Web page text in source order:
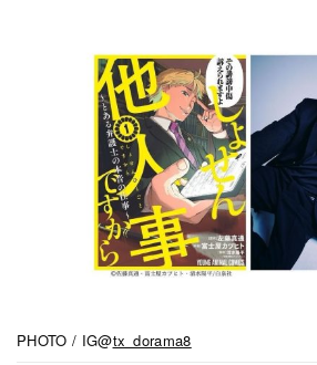
PHOTO / IG@tx_dorama8